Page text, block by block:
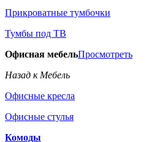
Прикроватные тумбочки
Тумбы под ТВ
Офисная мебельПросмотреть
Назад к Мебель
Офисные кресла
Офисные стулья
Комоды